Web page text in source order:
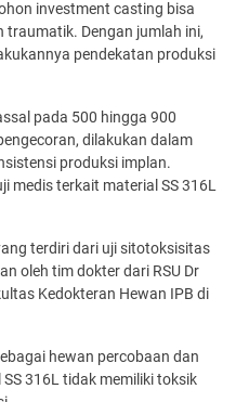
investment casting bisa
traumatik. Dengan jumlah ini,
pendekatan produksi
pada 500 hingga 900
dilakukan dalam
produksi implan.
medis terkait material SS 316L
terdiri dari uji sitotoksisitas
oleh tim dokter dari RSU Dr
Kedokteran Hewan IPB di
hewan percobaan dan
316L tidak memiliki toksik